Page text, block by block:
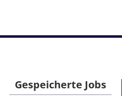
Gespeicherte Jobs